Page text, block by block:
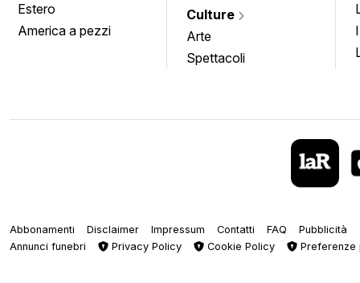
Estero
America a pezzi
Culture
Arte
Spettacoli
Abbonamenti Disclaimer Impressum Contatti FAQ
Pubblicità
Annunci funebri
Privacy Policy Cookie Policy Preferenze